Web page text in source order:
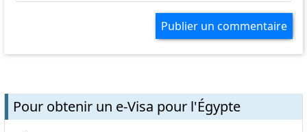
Pour obtenir un e-Visa pour l'Égypte